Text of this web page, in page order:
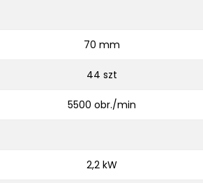
70 mm
44 szt
5500 obr./min
2,2 kW